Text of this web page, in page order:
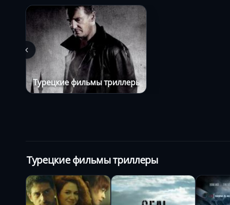
Турецкие фильмы триллеры
Турецкие фильмы триллеры